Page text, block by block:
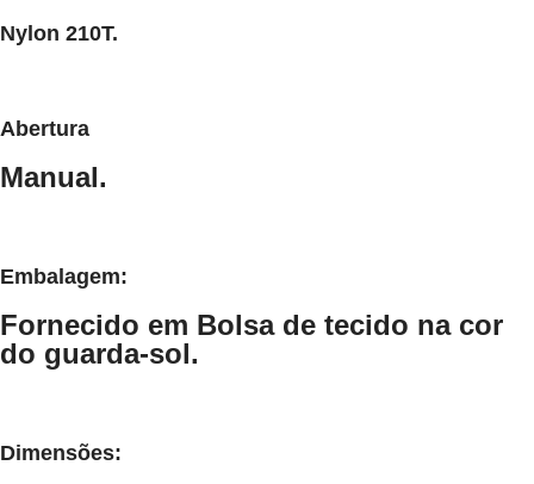
Nylon 210T.
Abertura
Manual.
Embalagem:
Fornecido em Bolsa de tecido na cor
do guarda-sol.
Dimensões: